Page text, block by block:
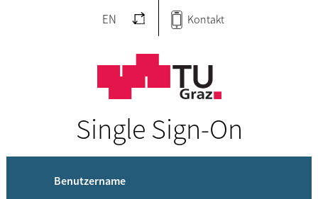
EN Kontakt
Single Sign-On
Benutzername